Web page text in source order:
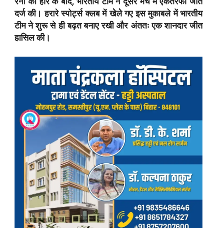
दर्ज की। हरारे स्पोर्ट्स क्लब में खेले गए इस मुकाबले में भारतीय
टीम ने शुरू से ही बढ़त बनाए रखी और अंततः एक शानदार जीत
हासिल की।